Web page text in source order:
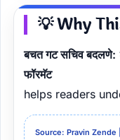
💡 Why
बचत गट सचिव बदलणे:
फॉरमॅट
helps readers
Source: Pravin Zende